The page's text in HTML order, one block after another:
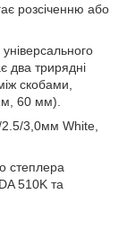
розсіченню або
два трирядні
скобами,
60 мм).
2.5/3,0мм White,
степлера
510K та